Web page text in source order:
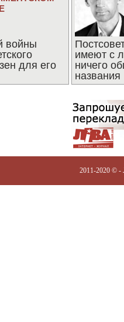
войны
для его
имеют с
ничего
названия
2011-2020 © -